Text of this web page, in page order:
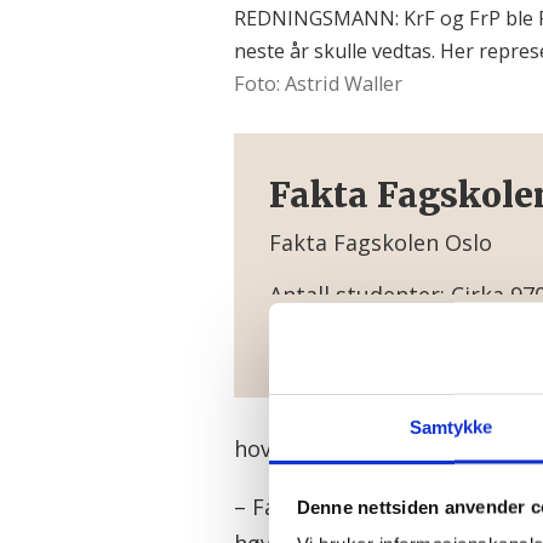
Samtykke
Denne nettsiden anvender
REDNINGSMANN: KrF og FrP
neste år skulle vedtas. Her
Foto: Astrid Waller
Fakta
Fakta Fagskolen Oslo
Antall studenter: Cirka
Antall studieretninger: 20
I tillegg har skolen
Flere studiene
hovedstaden – etter påtrykk
– Fagskolen er viktig for